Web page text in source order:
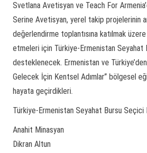
Svetlana Avetisyan ve Teach For
Serine Avetisyan, yerel takip projelerinin
değerlendirme toplantısına katılmak
etmeleri için Türkiye-Ermenistan Seyahat
desteklenecek. Ermenistan ve Türkiye’den
Gelecek İçin Kentsel Adımlar” bölgesel
hayata geçirdikleri.
Türkiye-Ermenistan Seyahat Bursu Seçici
Anahit Minasyan
Dikran Altun